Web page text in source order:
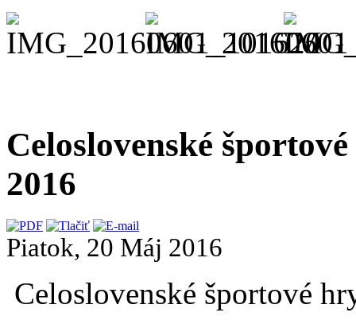
Celoslovenské
2016
Piatok, 20 Máj 2016
Celoslovenské športové